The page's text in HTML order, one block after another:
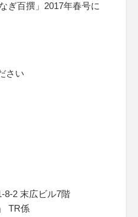
ぎ百撰」2017年春号に
さい
8-2 末広ビル7階
TR係